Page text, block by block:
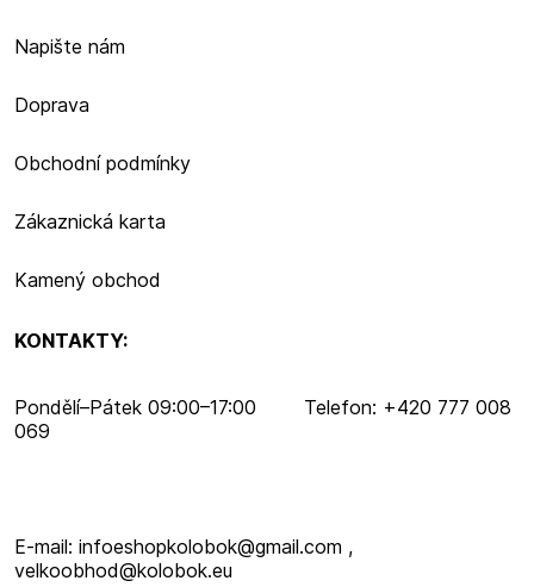
Napište nám
Doprava
Obchodní podmínky
Zákaznická karta
Kamený obchod
KONTAKTY:
Pondělí–​Pátek 09:00–​17:00 Telefon: +420 777 008
069
E-mail: infoeshopkolobok@gmail.com ,
velkoobhod@kolobok.eu